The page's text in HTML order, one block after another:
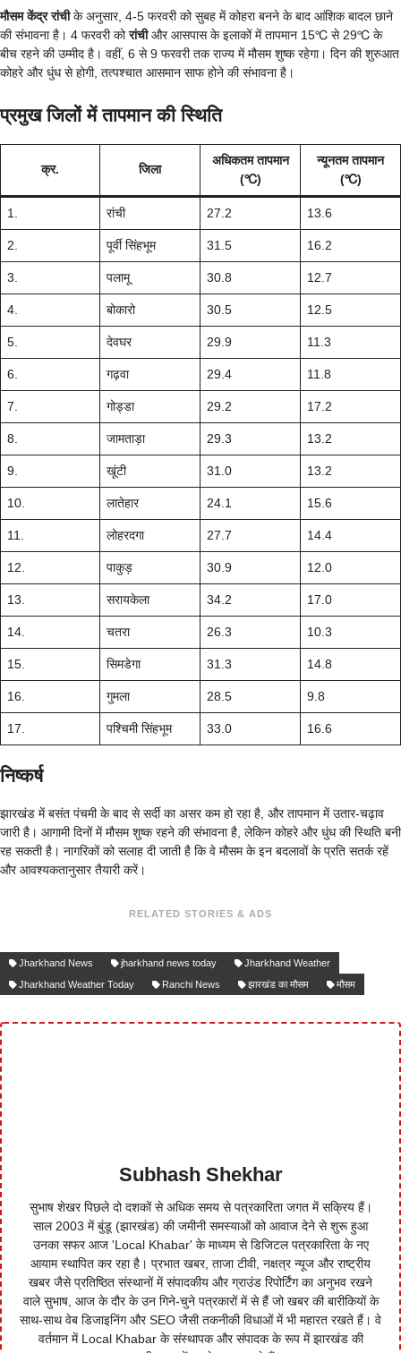
मौसम केंद्र रांचीके अनुसार, 4-5 फरवरी को सुबह में कोहरा बनने के बाद आंशिक बादल छाने
की संभावना है। 4 फरवरी कोरांचीऔर आसपास के इलाकों में तापमान 15℃ से 29℃ के
बीच रहने की उम्मीद है। वहीं, 6 से 9 फरवरी तक राज्य में मौसम शुष्क रहेगा। दिन की शुरुआत
कोहरे और धुंध से होगी, तत्पश्चात आसमान साफ होने की संभावना है।
प्रमुख जिलों में तापमान की स्थिति
क्र. जिला
अधिकतम तापमान
(℃)
न्यूनतम तापमान
(℃)
1. रांची 27.2 13.6
2. पूर्वी सिंहभूम 31.5 16.2
3. पलामू 30.8 12.7
4. बोकारो 30.5 12.5
5. देवघर 29.9 11.3
6. गढ़वा 29.4 11.8
7. गोड्डा 29.2 17.2
8. जामताड़ा 29.3 13.2
9. खूंटी 31.0 13.2
10. लातेहार 24.1 15.6
11. लोहरदगा 27.7 14.4
12. पाकुड़ 30.9 12.0
13. सरायकेला 34.2 17.0
14. चतरा 26.3 10.3
15. सिमडेगा 31.3 14.8
16. गुमला 28.5 9.8
17. पश्चिमी सिंहभूम 33.0 16.6
निष्कर्ष
झारखंड में बसंत पंचमी के बाद से सर्दी का असर कम हो रहा है, और तापमान में उतार-चढ़ाव
जारी है। आगामी दिनों में मौसम शुष्क रहने की संभावना है, लेकिन कोहरे और धुंध की स्थिति बनी
रह सकती है। नागरिकों को सलाह दी जाती है कि वे मौसम के इन बदलावों के प्रति सतर्क रहें
और आवश्यकतानुसार तैयारी करें।
RELATED STORIES & ADS
Jharkhand News jharkhand news today
Jharkhand Weather
Jharkhand Weather Today
Ranchi News झारखंड का मौसम मौसम
Subhash Shekhar
सुभाष शेखर पिछले दो दशकों से अधिक समय से पत्रकारिता जगत में सक्रिय हैं।
साल 2003 में बुंडू (झारखंड) की जमीनी समस्याओं को आवाज देने से शुरू हुआ
उनका सफर आज 'Local Khabar' के माध्यम से डिजिटल पत्रकारिता के नए
आयाम स्थापित कर रहा है। प्रभात खबर, ताजा टीवी, नक्षत्र न्यूज और राष्ट्रीय
खबर जैसे प्रतिष्ठित संस्थानों में संपादकीय और ग्राउंड रिपोर्टिंग का अनुभव रखने
वाले सुभाष, आज के दौर के उन गिने-चुने पत्रकारों में से हैं जो खबर की बारीकियों के
साथ-साथ वेब डिजाइनिंग और SEO जैसी तकनीकी विधाओं में भी महारत रखते हैं। वे
वर्तमान में Local Khabar के संस्थापक और संपादक के रूप में झारखंड की